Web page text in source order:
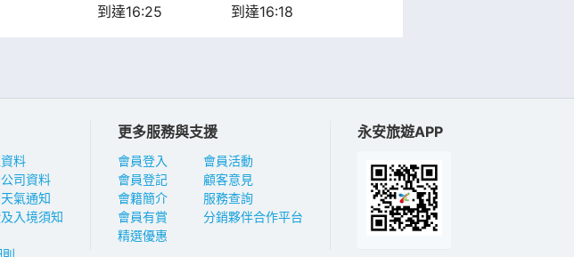
到達16:25
到達16:18
料
司資料
氣通知
入境須知
更多服務與支援
會員登入
會員登記
會籍簡介
會員有賞
精選優惠
會員活動
顧客意見
服務查詢
分銷夥伴合作平台
永安旅遊APP